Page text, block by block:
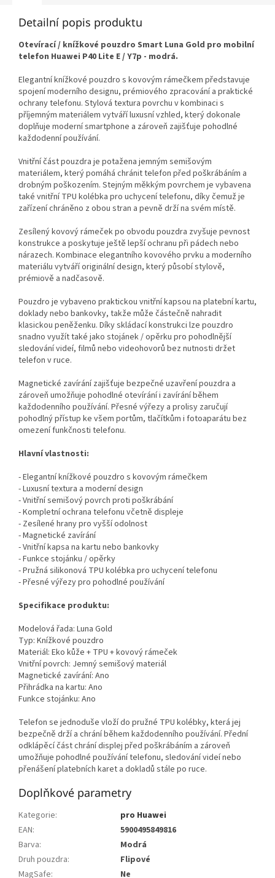
Detailní popis produktu
Otevírací / knížkové pouzdro Smart Luna Gold pro mobilní
telefon Huawei P40 Lite E / Y7p - modrá.
Elegantní knížkové pouzdro s kovovým rámečkem představuje
spojení moderního designu, prémiového zpracování a praktické
ochrany telefonu. Stylová textura povrchu v kombinaci s
příjemným materiálem vytváří luxusní vzhled, který dokonale
doplňuje moderní smartphone a zároveň zajišťuje pohodlné
každodenní používání.
Vnitřní část pouzdra je potažena jemným semišovým
materiálem, který pomáhá chránit telefon před poškrábáním a
drobným poškozením. Stejným měkkým povrchem je vybavena
také vnitřní TPU kolébka pro uchycení telefonu, díky čemuž je
zařízení chráněno z obou stran a pevně drží na svém místě.
Zesílený kovový rámeček po obvodu pouzdra zvyšuje pevnost
konstrukce a poskytuje ještě lepší ochranu při pádech nebo
nárazech. Kombinace elegantního kovového prvku a moderního
materiálu vytváří originální design, který působí stylově,
prémiově a nadčasově.
Pouzdro je vybaveno praktickou vnitřní kapsou na platební kartu,
doklady nebo bankovky, takže může částečně nahradit
klasickou peněženku. Díky skládací konstrukci lze pouzdro
snadno využít také jako stojánek / opěrku pro pohodlnější
sledování videí, filmů nebo videohovorů bez nutnosti držet
telefon v ruce.
Magnetické zavírání zajišťuje bezpečné uzavření pouzdra a
zároveň umožňuje pohodlné otevírání i zavírání během
každodenního používání. Přesné výřezy a prolisy zaručují
pohodlný přístup ke všem portům, tlačítkům i fotoaparátu bez
omezení funkčnosti telefonu.
Hlavní vlastnosti:
- Elegantní knížkové pouzdro s kovovým rámečkem
- Luxusní textura a moderní design
- Vnitřní semišový povrch proti poškrábání
- Kompletní ochrana telefonu včetně displeje
- Zesílené hrany pro vyšší odolnost
- Magnetické zavírání
- Vnitřní kapsa na kartu nebo bankovky
- Funkce stojánku / opěrky
- Pružná silikonová TPU kolébka pro uchycení telefonu
- Přesné výřezy pro pohodlné používání
Specifikace produktu:
Modelová řada: Luna Gold
Typ: Knížkové pouzdro
Materiál: Eko kůže + TPU + kovový rámeček
Vnitřní povrch: Jemný semišový materiál
Magnetické zavírání: Ano
Přihrádka na kartu: Ano
Funkce stojánku: Ano
Telefon se jednoduše vloží do pružné TPU kolébky, která jej
bezpečně drží a chrání během každodenního používání. Přední
odklápěcí část chrání displej před poškrábáním a zároveň
umožňuje pohodlné používání telefonu, sledování videí nebo
přenášení platebních karet a dokladů stále po ruce.
Doplňkové parametry
Kategorie:
pro Huawei
EAN:
5900495849816
Barva:
Modrá
Druh pouzdra:
Flipové
MagSafe: Ne